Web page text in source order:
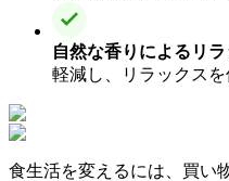
自然な香りによるリ
軽減し、リラックスを
食生活を変えるには、買い